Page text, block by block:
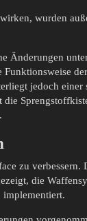
wurden
Änderungen
jedoch
zu
die
implementiert.